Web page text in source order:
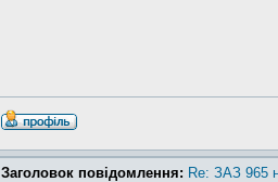
Заголовок повідомлення: Re: ЗАЗ 965